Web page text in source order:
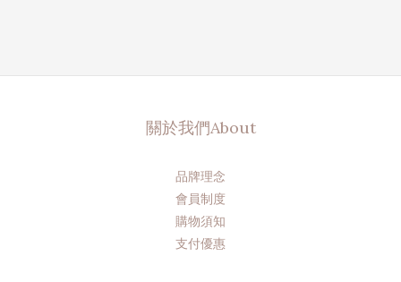
關於我們About
品牌理念
會員制度
購物須知
支付優惠